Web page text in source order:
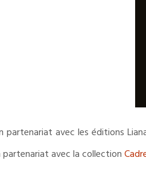
avec les éditions
partenariat avec la collection